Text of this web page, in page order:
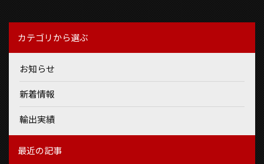
カテゴリから選ぶ
お知らせ
新着情報
輸出実績
最近の記事